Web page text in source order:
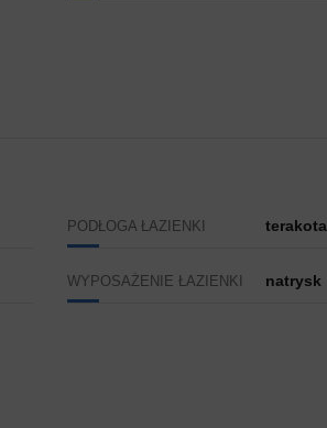
PODŁOGA ŁAZIENKI terakota
WYPOSAŻENIE ŁAZIENKI natrysk